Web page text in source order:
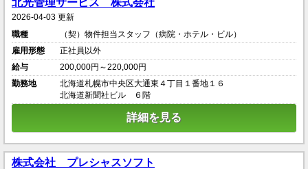
北光管理サービス 株式会社
2026-04-03 更新
職種
（契）物件担当スタッフ（病院・ホテル・ビル）
雇用形態
正社員以外
給与
200,000円～220,000円
勤務地
北海道札幌市中央区大通東４丁目１番地１６
北海道新聞社ビル ６階
詳細を見る
株式会社 プレシャスソフト